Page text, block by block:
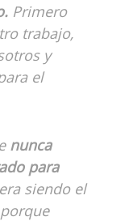
Primero
trabajo,
y
el
nunca
para
siendo el